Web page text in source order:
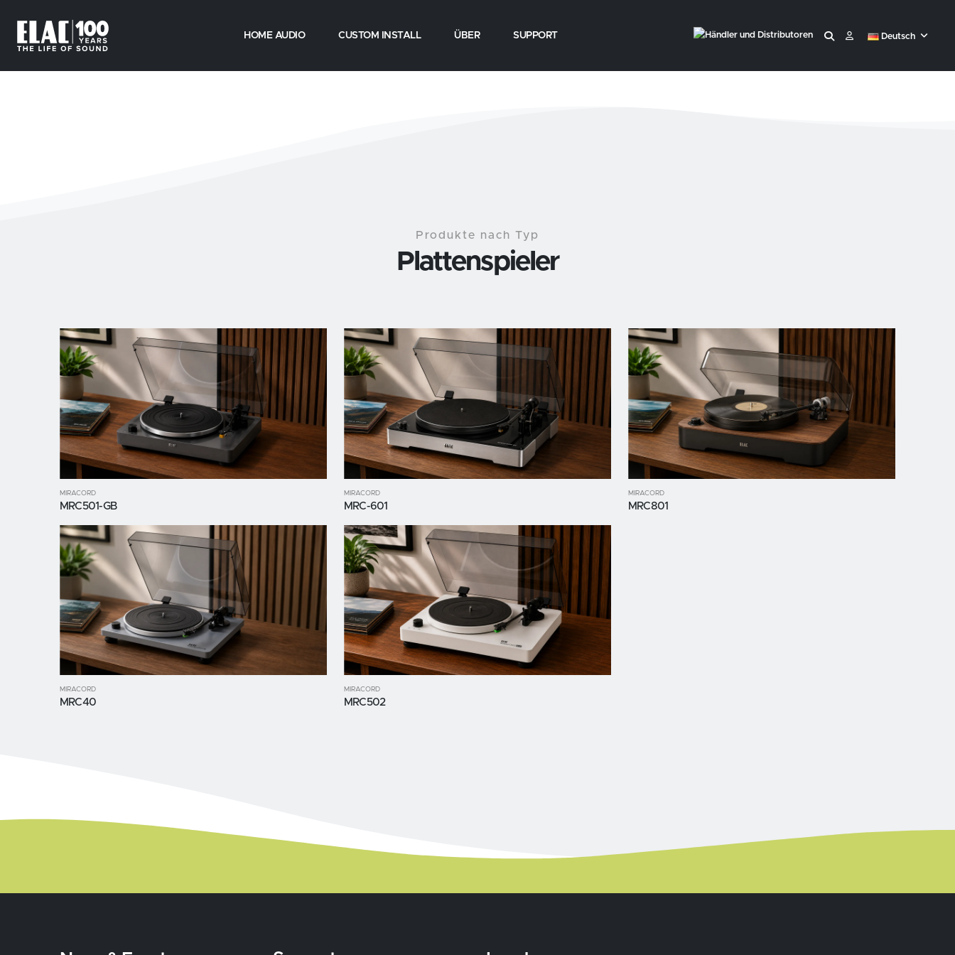
HOME AUDIO CUSTOM INSTALL ÜBER SUPPORT Deutsch
Produkte nach Typ
Plattenspieler
MIRACORD
MRC501-GB
MIRACORD
MRC-601
MIRACORD
MRC801
MIRACORD
MRC40
MIRACORD
MRC502